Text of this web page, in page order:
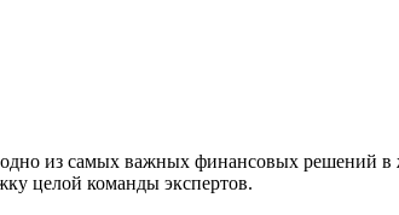
из самых важных финансовых решений в
целой команды экспертов.